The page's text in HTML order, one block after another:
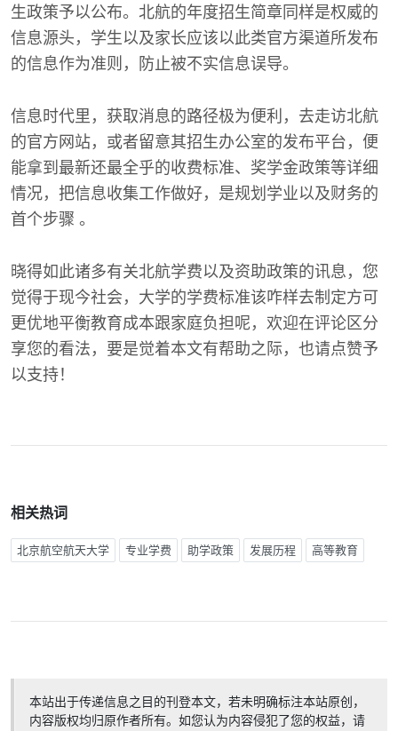
生政策予以公布。北航的年度招生简章同样是权威的
信息源头，学生以及家长应该以此类官方渠道所发布
的信息作为准则，防止被不实信息误导。
信息时代里，获取消息的路径极为便利，去走访北航
的官方网站，或者留意其招生办公室的发布平台，便
能拿到最新还最全乎的收费标准、奖学金政策等详细
情况，把信息收集工作做好，是规划学业以及财务的
首个步骤 。
晓得如此诸多有关北航学费以及资助政策的讯息，您
觉得于现今社会，大学的学费标准该咋样去制定方可
更优地平衡教育成本跟家庭负担呢，欢迎在评论区分
享您的看法，要是觉着本文有帮助之际，也请点赞予
以支持！
相关热词
北京航空航天大学 专业学费 助学政策 发展历程 高等教育
本站出于传递信息之目的刊登本文，若未明确标注本站原创，
内容版权均归原作者所有。如您认为内容侵犯了您的权益，请